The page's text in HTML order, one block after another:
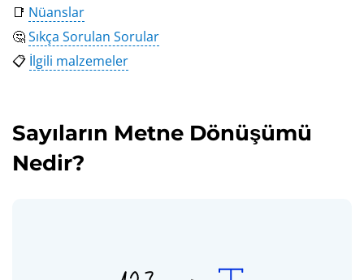
📑 Nüanslar
🤔Sıkça Sorulan Sorular
📋 İlgili malzemeler
Sayıların Metne Dönüşümü
Nedir?